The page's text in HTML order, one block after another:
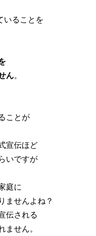
いることを
ん
ことが
宣伝ほど
いですが
庭に
ませんよね？
伝される
ません。